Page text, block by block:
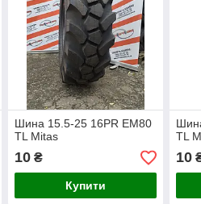
Шина 15.5-25 16PR EM80
TL Mitas
10₴
Купити
TL
10